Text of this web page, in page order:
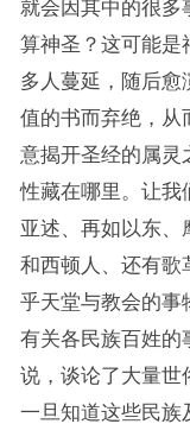
就会因其中的很多
算神圣？这可能是
多人蔓延，随后愈
值的书而弃绝，从
意揭开圣经的属灵
性藏在哪里。让我
亚述、再如以东、
和西顿人、还有歌
乎天堂与教会的事
有关各民族百姓的
说，谈论了大量世
一旦知道这些民族